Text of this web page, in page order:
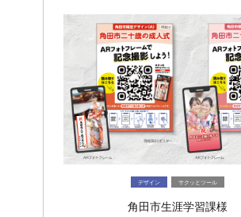
デザイン サクッとツール
角田市生涯学習課様